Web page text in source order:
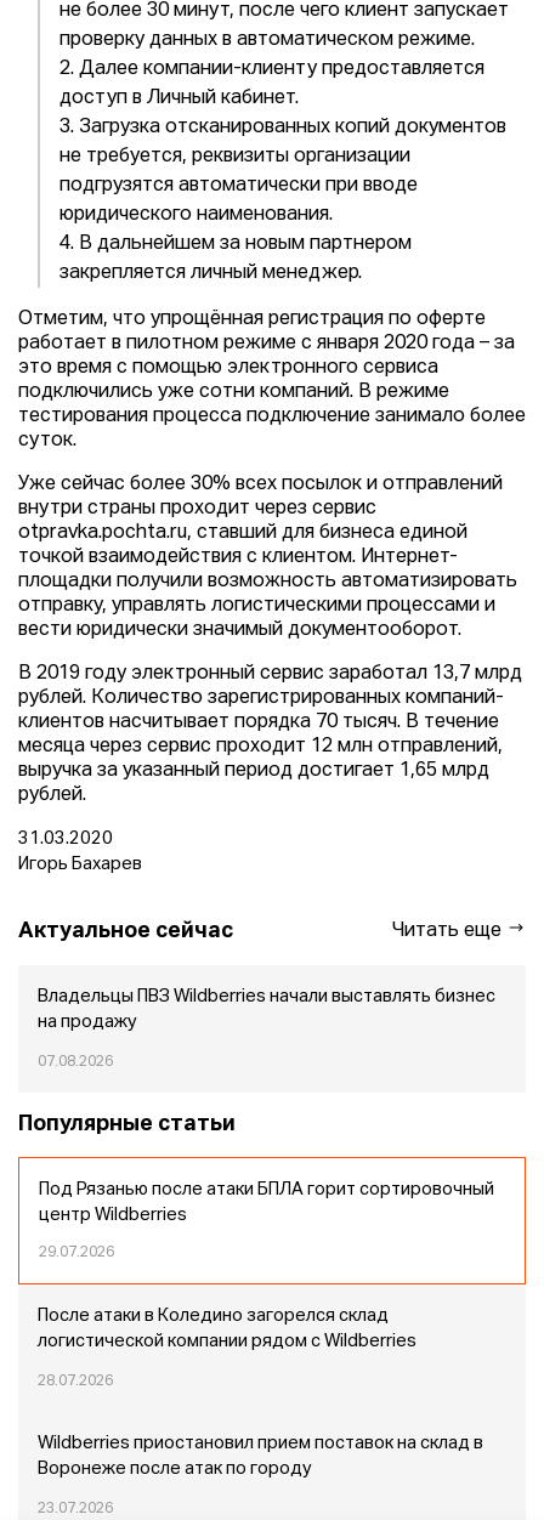
не более 30 минут, после чего клиент запускает
проверку данных в автоматическом режиме.
2. Далее компании-клиенту предоставляется
доступ в Личный кабинет.
3. Загрузка отсканированных копий документов
не требуется, реквизиты организации
подгрузятся автоматически при вводе
юридического наименования.
4. В дальнейшем за новым партнером
закрепляется личный менеджер.
Отметим, что упрощённая регистрация по оферте
работает в пилотном режиме с января 2020 года – за
это время с помощью электронного сервиса
подключились уже сотни компаний. В режиме
тестирования процесса подключение занимало более
суток.
Уже сейчас более 30% всех посылок и отправлений
внутри страны проходит через сервис
otpravka.pochta.ru, ставший для бизнеса единой
точкой взаимодействия с клиентом. Интернет-
площадки получили возможность автоматизировать
отправку, управлять логистическими процессами и
вести юридически значимый документооборот.
В 2019 году электронный сервис заработал 13,7 млрд
рублей. Количество зарегистрированных компаний-
клиентов насчитывает порядка 70 тысяч. В течение
месяца через сервис проходит 12 млн отправлений,
выручка за указанный период достигает 1,65 млрд
рублей.
31.03.2020
Игорь Бахарев
Актуальное сейчас Читать еще
Владельцы ПВЗ Wildberries начали выставлять бизнес
на продажу
07.08.2026
Популярные статьи
Под Рязанью после атаки БПЛА горит сортировочный
центр Wildberries
29.07.2026
После атаки в Коледино загорелся склад
логистической компании рядом с Wildberries
28.07.2026
Wildberries приостановил прием поставок на склад в
Воронеже после атак по городу
23.07.2026